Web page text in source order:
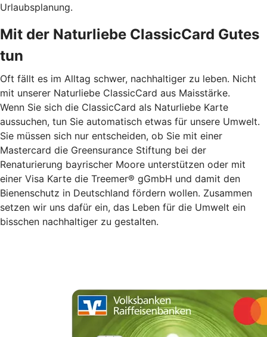
Urlaubsplanung.
Mit der Naturliebe ClassicCard Gutes
tun
Oft fällt es im Alltag schwer, nachhaltiger zu leben. Nicht
mit unserer Naturliebe ClassicCard aus Maisstärke.
Wenn Sie sich die ClassicCard als Naturliebe Karte
aussuchen, tun Sie automatisch etwas für unsere Umwelt.
Sie müssen sich nur entscheiden, ob Sie mit einer
Mastercard die Greensurance Stiftung bei der
Renaturierung bayrischer Moore unterstützen oder mit
einer Visa Karte die Treemer® gGmbH und damit den
Bienenschutz in Deutschland fördern wollen. Zusammen
setzen wir uns dafür ein, das Leben für die Umwelt ein
bisschen nachhaltiger zu gestalten.